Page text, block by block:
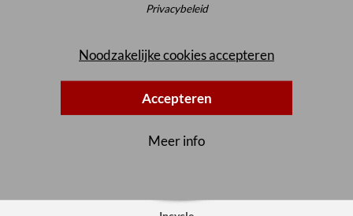
Privacybeleid
Noodzakelijke cookies accepteren
Accepteren
Meer info